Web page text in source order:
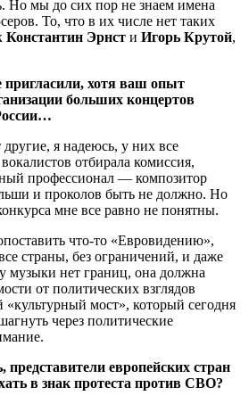
Но мы до сих пор не знаем имена
То, что в их числе нет таких
Константин Эрнст и Игорь Крутой,
хотя ваш опыт
больших концертов
я надеюсь, у них все
отбирала комиссия,
профессионал — композитор
и проколов быть не должно. Но
мне все равно не понятны.
что-то «Евровидению»,
страны, без ограничений, и даже
музыки нет границ, она должна
от политических взглядов
мост», который сегодня
через политические
европейских стран
в знак протеста против СВО?